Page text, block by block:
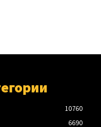
10760
6690